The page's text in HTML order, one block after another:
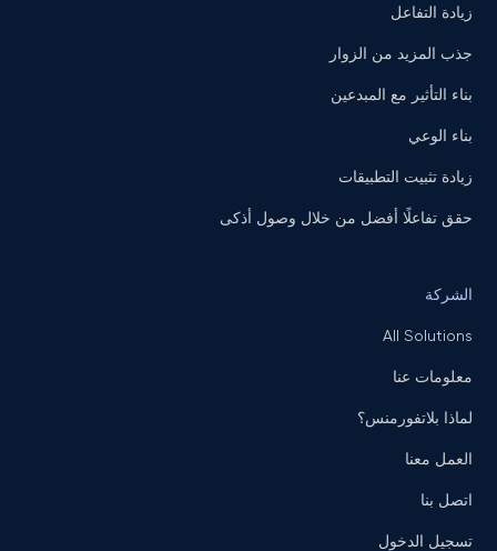
زيادة التفاعل
جذب المزيد من الزوار
بناء التأثير مع المبدعين
بناء الوعي
زيادة تثبيت التطبيقات
حقق تفاعلًا أفضل من خلال وصول أذكى
الشركة
All Solutions
معلومات عنا
لماذا بلاتفورمنس؟
العمل معنا
اتصل بنا
تسجيل الدخول